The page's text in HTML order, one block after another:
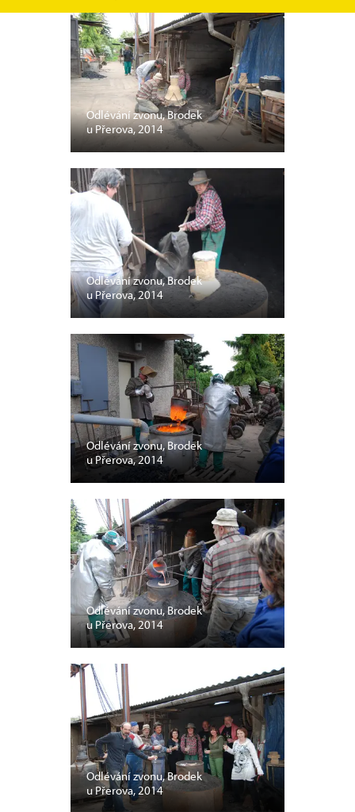
Odlévání zvonu, Brodek
u Přerova, 2014
Odlévání zvonu, Brodek
u Přerova, 2014
Odlévání zvonu, Brodek
u Přerova, 2014
Odlévání zvonu, Brodek
u Přerova, 2014
Odlévání zvonu, Brodek
u Přerova, 2014